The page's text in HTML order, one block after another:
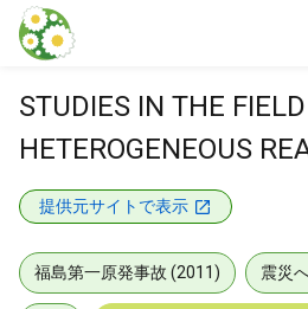
本文に飛ぶ
STUDIES IN THE
HETEROGENEOUS
提供元サイトで表示
福島第一原発事故 (2011) 震災